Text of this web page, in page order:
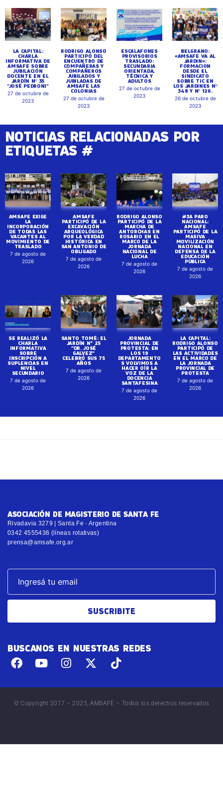
LA CAPITAL:
CHARLA
INFORMATIVA DE
AMSAFE SOBRE
JUBILACIÓN
DOCENTE EN EL
JARDÍN Nº 35
"JOSÉ PEDRONI"
27 de octubre de
2023
RODRIGO ALONSO
PARTICIPÓ DEL
ENCUENTRO DE
COMPAÑERAS Y
COMPAÑEROS
JUBILADOS Y
JUBILADAS DE
AMSAFE LAS
COLONIAS
27 de octubre de
2023
ESCALAFONES
PROVISORIOS
TRASLADO:
SECUNDARIA
ORIENTADA,
TÉCNICA Y
ADULTOS
27 de octubre de
2023
BELGRANO:
«AMSAFE VA AL
JARDIN»:
FORMACION
DESDE EL
SINDICATO
SOBRE TIC EN
LOS JARDINES Nº
348 Y Nº 126.
26 de octubre de
2023
NOTICIAS RELACIONADAS POR
ETIQUETAS #
AMSAFE EXIGE
LA
INCORPORACIÓN
DE TODAS LAS
VACANTES AL
MOVIMIENTO DE
TRASLADO
7 de agosto de
2026
AMSAFE
PARTICIPÓ DE LA
EXCAVACIÓN
ARQUEOLÓGICA
POR LA VERDAD
HISTÓRICA EN
SAN ANTONIO DE
OBLIGADO
7 de agosto de
2026
RODRIGO ALONSO
PARTICIPÓ DE LA
MARCHA DE
ANTORCHAS EN
ROSARIO EN EL
MARCO DE LA
JORNADA
NACIONAL DE
LUCHA
7 de agosto de
2026
#3A PARO
NACIONAL:
AMSAFE
PARTICIPÓ DE LA
MASIVA
MOVILIZACIÓN
NACIONAL EN
DEFENSA DE LA
EDUCACIÓN
PÚBLICA
7 de agosto de
2026
SE REALIZÓ LA
CHARLA
INFORMATIVA
SOBRE
INSCRIPCIÓN A
SUPLENCIAS EN
NIVEL
SECUNDARIO
7 de agosto de
2026
SANTO TOMÉ: EL
JARDÍN N° 25
“DR. JOSÉ
GALVEZ”
CELEBRÓ SUS 75
AÑOS
7 de agosto de
2026
JORNADA
PROVINCIAL DE
PROTESTA: EN
LOS 19
DEPARTAMENTO
S VOLVIMOS A
HACER OÍR LA
VOZ DE LA
DOCENCIA
SANTAFESINA
7 de agosto de
2026
LA CAPITAL:
RODRIGO ALONSO
PARTICIPÓ DE
LAS ACTIVIDADES
EN EL MARCO DE
LA JORNADA
PROVINCIAL DE
PROTESTA
7 de agosto de
2026
ASOCIACIÓN DE MAGISTERIO DE SANTA FE
Rivadavia 3279 | Santa Fe · Argentina
0342 4555436 (líneas rotativas)
prensa@amsafe.org.ar
SUSCRIBITE
BUSCANOS EN NUESTRAS REDES
© Copyright 2017 – 2025, AMSAFE – Todos los derechos reservados